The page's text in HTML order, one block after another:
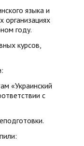
языка и
организациях
году.
курсов,
«Украинский
с